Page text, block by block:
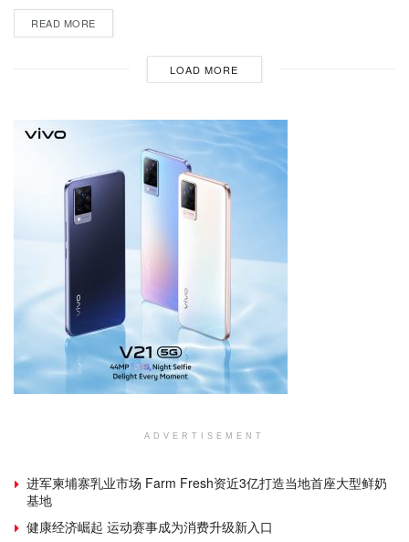
READ MORE
LOAD MORE
ADVERTISEMENT
进军柬埔寨乳业市场 Farm Fresh资近3亿打造当地首座大型鲜奶
基地
健康经济崛起 运动赛事成为消费升级新入口